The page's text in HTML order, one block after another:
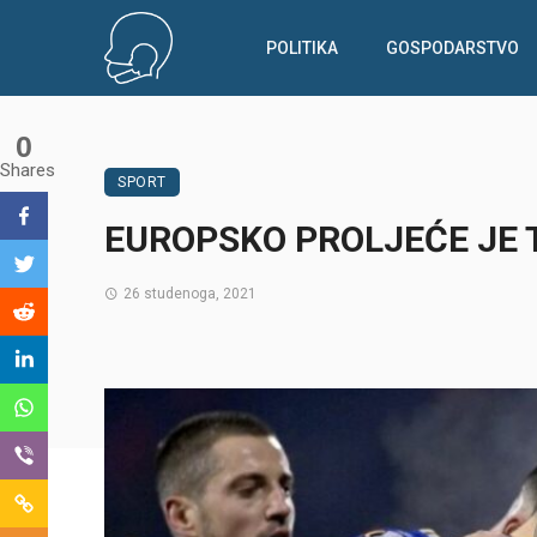
POLITIKA GOSPODARSTVO
SPORT
EUROPSKO PROLJEĆE
26 studenoga, 2021
0
Shares